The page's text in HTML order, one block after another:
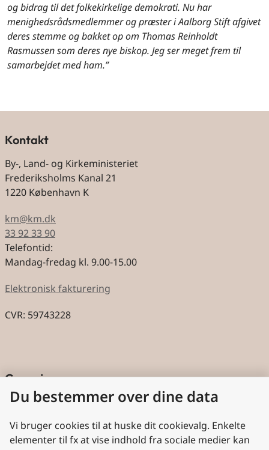
og bidrag til det folkekirkelige demokrati. Nu har
menighedsrådsmedlemmer og præster i Aalborg Stift afgivet
deres stemme og bakket op om Thomas Reinholdt
Rasmussen som deres nye biskop. Jeg ser meget frem til
samarbejdet med ham.”
Kontakt
By-, Land- og Kirkeministeriet
Frederiksholms Kanal 21
1220 København K
km@km.dk
33 92 33 90
Telefontid:
Mandag-fredag kl. 9.00-15.00
Elektronisk fakturering
CVR: 59743228
Genveje
Cookies
Aktindsigt
Persondatabeskyttelse
Du bestemmer over dine data
Vi bruger cookies til at huske dit cookievalg. Enkelte
elementer til fx at vise indhold fra sociale medier kan